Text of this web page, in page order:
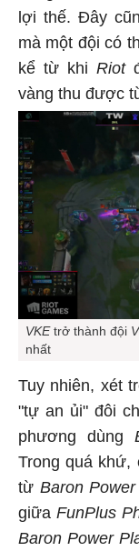
lợi thế. Đây
mà một đội có
kể từ khi Riot
vàng thu được
VKEtrở thành đội
nhất
Tuy nhiên, xét
"tự an ủi" đôi
phương dùng
Trong quá khứ,
từ Baron
giữa FunPlus
Baron Power